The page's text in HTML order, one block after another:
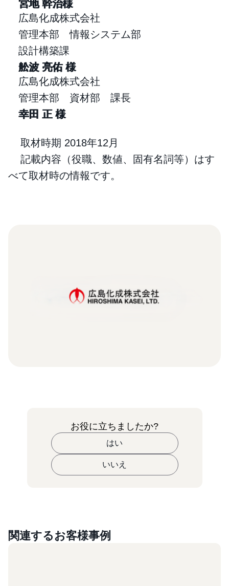
宮地 幹治様
広島化成株式会社
管理本部 情報システム部
設計構築課
舩波 亮佑 様
広島化成株式会社
管理本部 資材部 課長
幸田 正 様
取材時期 2018年12月
記載内容（役職、数値、固有名詞等）はす
べて取材時の情報です。
お役に立ちましたか?
はい
いいえ
関連するお客様事例